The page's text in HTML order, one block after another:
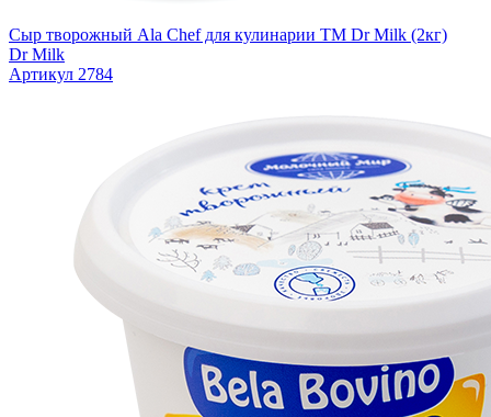
Сыр творожный Ala Chef для кулинарии TM Dr Milk (2кг)
Dr Milk
Артикул 2784